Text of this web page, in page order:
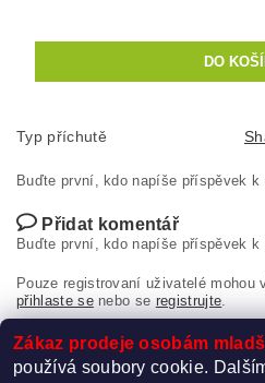
Typ příchutě
Buďte první, kdo napíše příspěvek k
Přidat komentář
Buďte první, kdo napíše příspěvek k
Pouze registrovaní uživatelé mohou
přihlaste senebo se registrujte.
Zákaz prodeje osobám
používá soubory cookie.